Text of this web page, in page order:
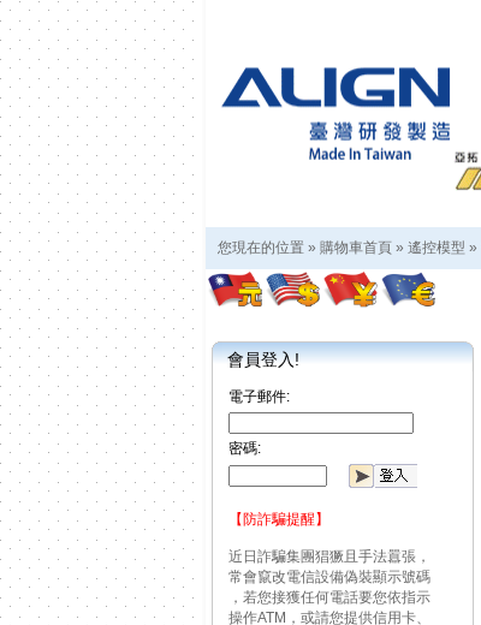
您現在的位置 » 購物車首頁 » 遙控模型 »
會員登入!
電子郵件:
密碼:
【防詐騙提醒】
近日詐騙集團猖獗且手法囂張，
常會竄改電信設備偽裝顯示號碼
，若您接獲任何電話要您依指示
操作ATM，或請您提供信用卡、